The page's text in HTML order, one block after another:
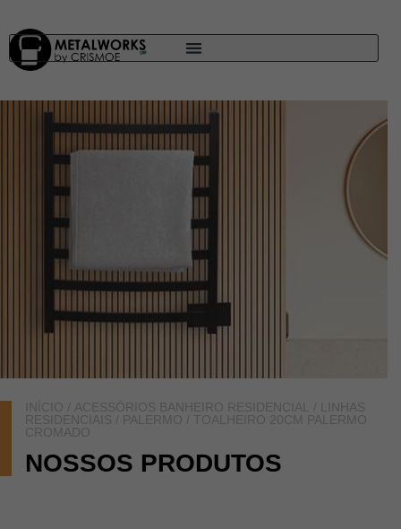
INÍCIO / ACESSÓRIOS BANHEIRO RESIDENCIAL /
LINHAS
RESIDENCIAIS / PALERMO / TOALHEIRO 20CM PALERMO
CROMADO
NOSSOS PRODUTOS